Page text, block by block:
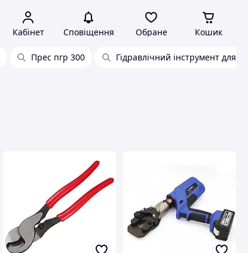
Кабінет Сповіщення Обране Кошик
Прес пгр 300 Гідравлічний інструмент для